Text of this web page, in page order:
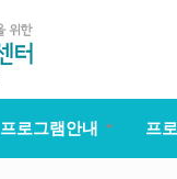
프로그램안내 프